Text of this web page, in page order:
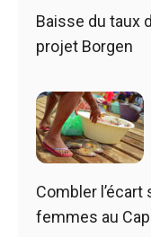
Baisse du taux
projet Borgen
Combler
femmes au